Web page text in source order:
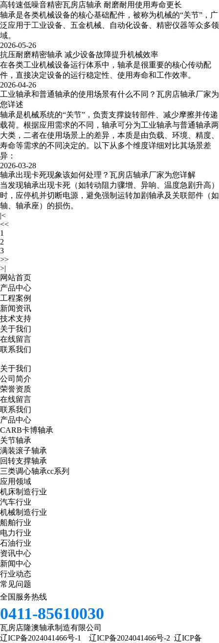
高转速低噪音精密瓦房店轴承​ 耐磨耐用使用寿命更长
轴承是各类机械设备的核心基础配件，被称为机械的“关节”，广
泛应用于工业设备、五金机械、自动化设备、精密仪器等众多领
域。
2026-05-26
抗压耐磨精密轴承 减少设备故障提升机械效率
在各类工业机械设备运行体系中，轴承是很重要的核心传动配
件，直接决定设备的运行稳定性、使用寿命和工作效率。
2026-04-26
工业轴承和普通轴承的使用场景有什么不同？瓦房店轴承厂家为
您详述
轴承是机械系统的“关节”，负责支撑旋转部件、减少摩擦并传递
载荷。根据应用需求的不同，轴承可分为工业轴承与普通轴承两
大类，二者在使用场景上的差异，本质是由负载、环境、精度、
寿命等需求的不同决定的。以下从多个维度详细对比其场景差
异：
2026-03-28
轴承出现卡死现象该如何处理？瓦房店轴承厂家为您详解
当发现轴承出现卡死（如转动阻力骤增、异响、温度急剧升高）
时，应停机并切断电源，避免强制运转加剧轴承及关联部件（如
轴、轴承座）的损伤。
|<
<<
1
2
3
>>
>|
网站首页
产品中心
工程案例
新闻资讯
技术支持
关于我们
在线留言
联系我们
关于我们
公司简介
荣誉资质
在线留言
联系我们
产品中心
CARB卡博轴承
关节轴承
满装滚子轴承
回转支撑轴承
三类调心轴承cc系列
应用领域
机床制造行业
汽车行业
机械制造行业
船舶行业
电力行业
石油行业
资讯中心
新闻中心
行业动态
常见问题
全国服务热线
0411-85610030
瓦房店隆澳轴承制造有限公司
辽ICP备2024041466号-1
辽ICP备2024041466号-2 辽ICP备